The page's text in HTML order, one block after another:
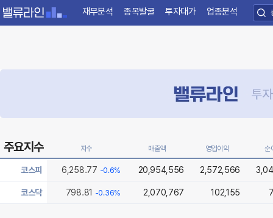
재무분석 종목발굴 투자대가 업종분석
주요지수 지수 매출액 영업이익 순
코스피 6,258.77 -0.6% 20,954,556 2,572,566
코스닥 798.81 -0.36% 2,070,767 102,155